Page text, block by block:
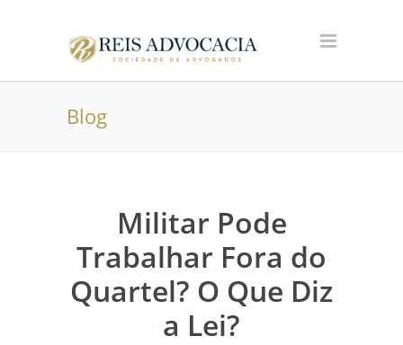
Blog
Militar Pode
Trabalhar Fora do
Quartel? O Que Diz
a Lei?